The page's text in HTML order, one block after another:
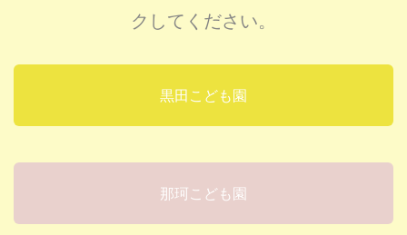
クしてください。
黒田こども園
那珂こども園